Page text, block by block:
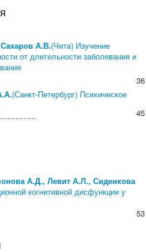
А.В.(Чита) Изучение
от длительности заболевания и
(Санкт-Петербург) Психическое
36
45
А.Д., Левит А.Л., Сиденкова
когнитивной дисфункции у
53